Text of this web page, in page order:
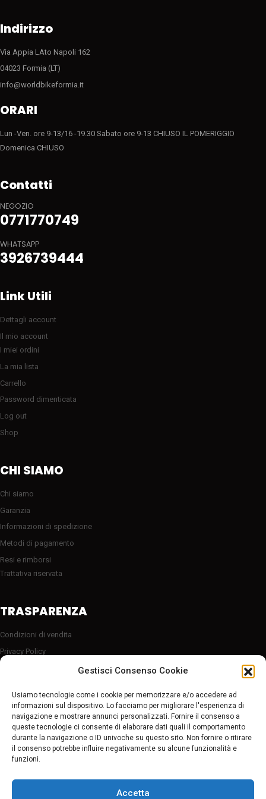
Gestisci Consenso Cookie
Usiamo tecnologie come i cookie per memorizzare e/o accedere ad
informazioni sul dispositivo. Lo facciamo per migliorare l'esperienza di
navigazione e mostrare annunci personalizzati. Fornire il consenso a
queste tecnologie ci consente di elaborare dati quali il comportamento
durante la navigazione o ID univoche su questo sito. Non fornire o ritirare
il consenso potrebbe influire negativamente su alcune funzionalità e
funzioni.
Accetta
Indirizzo
Via Appia LAto Napoli 162
04023 Formia (LT)
info@worldbikeformia.it
ORARI
Lun -Ven. ore 9-13/16 -19.30 Sabato ore 9-13 CHIUSO IL POMERIGGIO
Domenica CHIUSO
Contatti
NEGOZIO
0771770749
WHATSAPP
3926739444
Link Utili
Dettagli account
Il mio account
I miei ordini
La mia lista
Carrello
Password dimenticata
Log out
Shop
CHI SIAMO
Chi siamo
Garanzia
Informazioni di spedizione
Metodi di pagamento
Resi e rimborsi
Trattativa riservata
TRASPARENZA
Condizioni di vendita
Privacy Policy
Follow Us
Pagamenti sicuri